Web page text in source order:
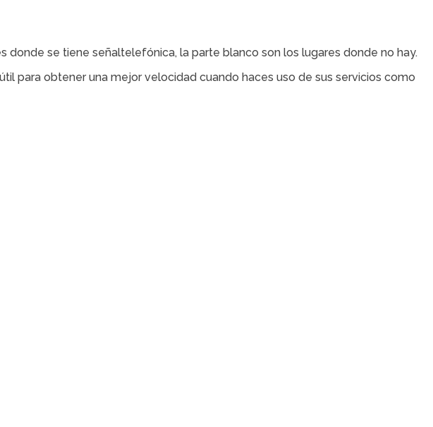
se tiene señaltelefónica, la parte blanco son los lugares donde no hay.
para obtener una mejor velocidad cuando haces uso de sus servicios como